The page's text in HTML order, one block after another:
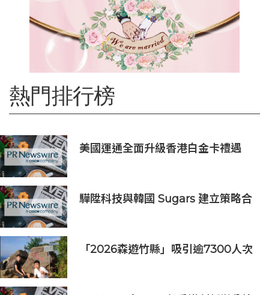
熱門排行榜
美國運通全面升級香港白金卡禮遇
驊陞科技與韓國 Sugars 建立策略合
「2026森遊竹縣」吸引逾7300人次